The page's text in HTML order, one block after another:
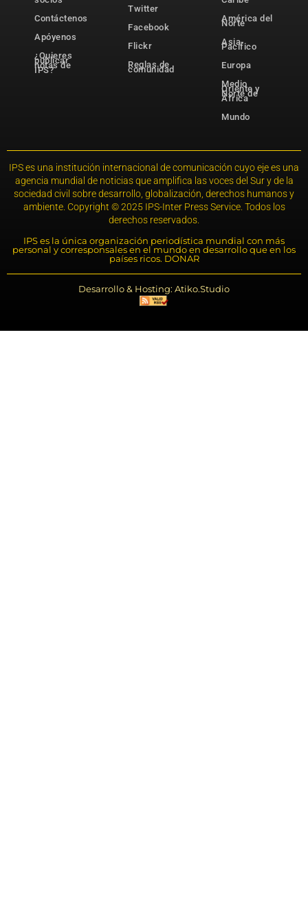
Contáctenos
Apóyenos
¿Quieres
publicar
notas de
IPS?
Twitter
Facebook
Flickr
Reglas de
comunidad
América del
Norte
Asia-
Pacífico
Europa
Medio
Oriente y
Norte de
África
Mundo
IPS es una institución internacional de comunicación cuyo eje es una
agencia mundial de noticias que amplifica las voces del Sur y de la
sociedad civil sobre desarrollo, globalización, derechos humanos y
ambiente. Copyright © 2025 IPS-Inter Press Service. Todos los
derechos reservados.
IPS es la única organización periodística mundial con más
personal y corresponsales en el mundo en desarrollo que en los
países ricos. DONAR
Desarrollo & Hosting: Atiko.Studio